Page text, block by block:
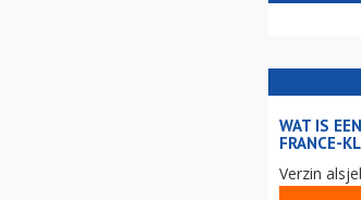
WAT IS
FRANCE-
Verzin